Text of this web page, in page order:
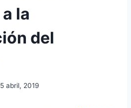
la
del
5 abril, 2019